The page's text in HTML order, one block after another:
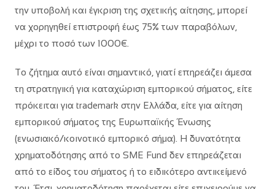
την υποβολή και έγκριση της σχετικής αίτησης, μπορεί
να χορηγηθεί επιστροφή έως 75% των παραβόλων,
μέχρι το ποσό των 1000€.
Το ζήτημα αυτό είναι σημαντικό, γιατί επηρεάζει άμεσα
τη στρατηγική για καταχώριση εμπορικού σήματος, είτε
πρόκειται για trademark στην Ελλάδα, είτε για αίτηση
εμπορικού σήματος της Ευρωπαϊκής Ένωσης
(ενωσιακό/κοινοτικό εμπορικό σήμα). Η δυνατότητα
χρηματοδότησης από το SME Fund δεν επηρεάζεται
από το είδος του σήματος ή το ειδικότερο αντικείμενό